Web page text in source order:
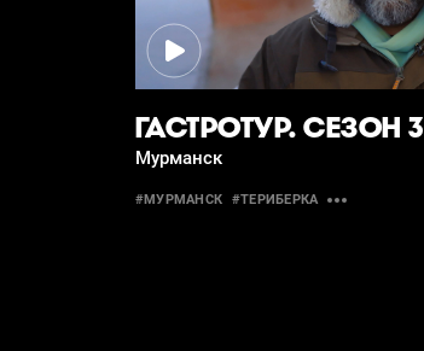
ГАСТРОТУР. СЕЗОН 3
Мурманск
#МУРМАНСК #ТЕРИБЕРКА